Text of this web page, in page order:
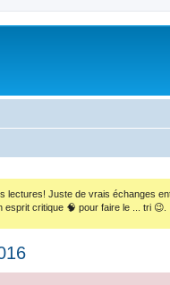
lectures! Juste de vrais échanges
esprit critique 🧠 pour faire le ... tri 😉.